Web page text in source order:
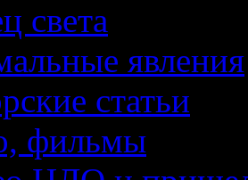
света
явления
статьи
фильмы